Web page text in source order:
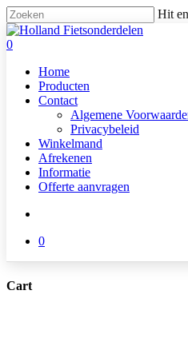
Skip
to
main
Hit
Close
Search
search
0
Home
Producten
Contact
Algemene
Privacybeleid
Winkelmand
Afrekenen
Informatie
Offerte aanvragen
0
Cart